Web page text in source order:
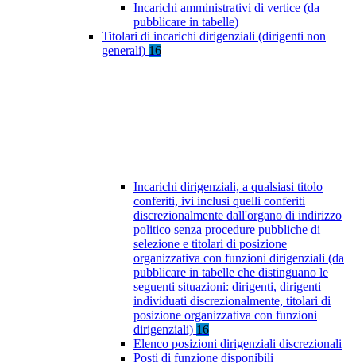
Incarichi amministrativi di vertice (da
pubblicare in tabelle)
Titolari di incarichi dirigenziali (dirigenti non
generali) 16
Incarichi dirigenziali, a qualsiasi titolo
conferiti, ivi inclusi quelli conferiti
discrezionalmente dall'organo di indirizzo
politico senza procedure pubbliche di
selezione e titolari di posizione
organizzativa con funzioni dirigenziali (da
pubblicare in tabelle che distinguano le
seguenti situazioni: dirigenti, dirigenti
individuati discrezionalmente, titolari di
posizione organizzativa con funzioni
dirigenziali) 16
Elenco posizioni dirigenziali discrezionali
Posti di funzione disponibili